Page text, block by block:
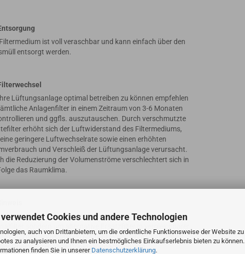
Cookies und andere Technologien
auch von Drittanbietern, um die ordentliche Funktionsweise der Website zu
zu analysieren und Ihnen ein bestmögliches Einkaufserlebnis bieten zu können.
finden Sie in unserer Datenschutzerklärung.
ist voll veraschbar und kann einfach über den
entsorgt werden.
Lüftungsanlage optimal betreiben zu können empfehlen
Anlagenfilter in einem Zeitraum von 3-6 Monaten
und ggfls. auszutauschen. Durch verschmutzte
erhöht sich der Luftwiderstand des Filtermediums,
geringere Luftwechselrate sowie einen erhöhten
und Verschleiß der Lüftungsanlage verursacht.
die Reduzierung der Volumenströme verschlechtert sich in
das Raumklima.
angebotenen Filtern handelt es sich nicht um
Bei den angebotenen M6 (F6) Pollenfiltern handelt es
um Originalfilter ohne Originalverpackung und